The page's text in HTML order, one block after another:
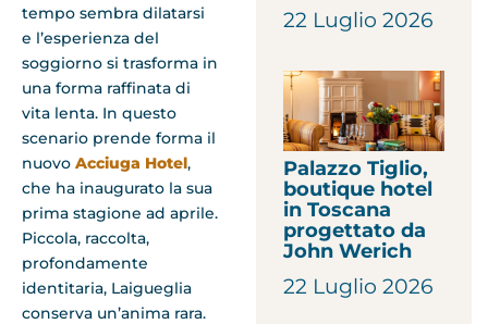
tempo sembra dilatarsi
e l’esperienza del
soggiorno si trasforma in
una forma raffinata di
vita lenta. In questo
scenario prende forma il
nuovo Acciuga Hotel,
che ha inaugurato la sua
prima stagione ad aprile.
Piccola, raccolta,
profondamente
identitaria, Laigueglia
conserva un’anima rara.
22 Luglio 2026
Palazzo Tiglio,
boutique hotel
in Toscana
progettato da
John Werich
22 Luglio 2026